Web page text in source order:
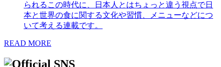
られるこの時代に、日本人とはちょっと違う視点で日
本と世界の食に関する文化や習慣、メニューなどにつ
いて考える連載です。
READ MORE